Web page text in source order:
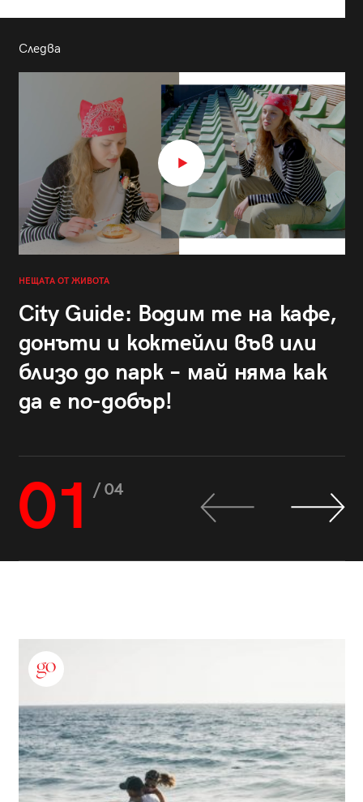
Следва
НЕЩАТА ОТ ЖИВОТА
City Guide: Водим те на кафе,
донъти и коктейли във или
близо до парк – май няма как
да е по-добър!
01 / 04